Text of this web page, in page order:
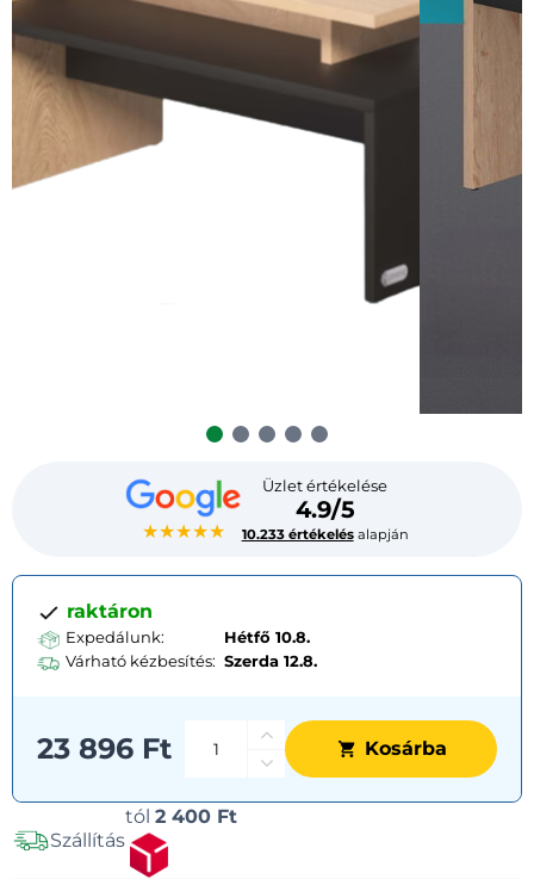
★★★★★
Üzlet értékelése
4.9/5
10.233 értékelésalapján
raktáron
Expedálunk:
Hétfő 10.8.
Várható kézbesítés: Szerda 12.8.
23 896 Ft Kosárba
Szállítás
tól 2 400 Ft